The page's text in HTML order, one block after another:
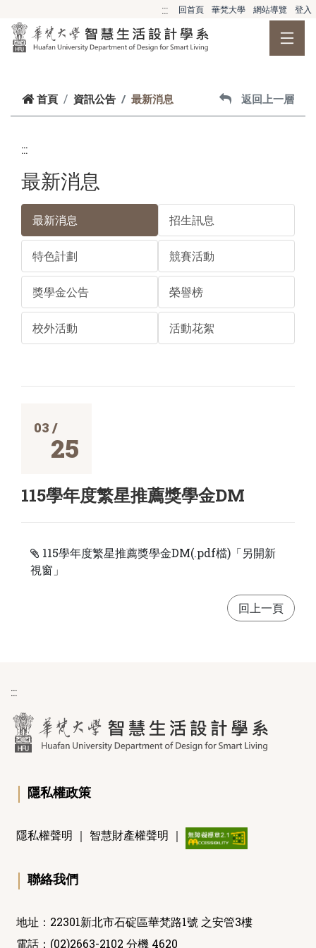
::: 回首頁 華梵大學 網站導覽 登入
首頁 資訊公告 最新消息 返回上一層
:::
最新消息
最新消息 招生訊息
特色計劃 競賽活動
獎學金公告 榮譽榜
校外活動 活動花絮
03 /
25
115學年度繁星推薦獎學金DM
115學年度繁星推薦獎學金DM(.pdf檔)「另開新
視窗」
:::
｜ 隱私權政策
隱私權聲明 ｜ 智慧財產權聲明 ｜
｜ 聯絡我們
地址：22301新北市石碇區華梵路1號 之安管3樓
電話：(02)2663-2102 分機 4620